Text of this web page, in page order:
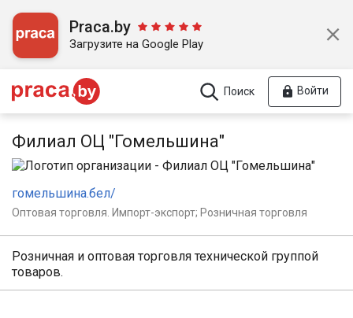
Praca.by
Загрузите на Google Play
Поиск Войти
Филиал ОЦ "Гомельшина"
гомельшина.бел/
Оптовая торговля. Импорт-экспорт; Розничная торговля
Розничная и оптовая торговля технической группой
товаров.